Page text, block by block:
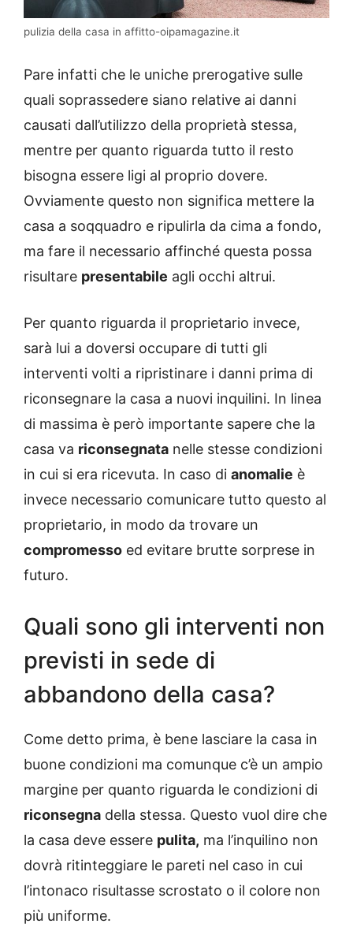
pulizia della casa in affitto-oipamagazine.it
Pare infatti che le uniche prerogative sulle
quali soprassedere siano relative ai danni
causati dall’utilizzo della proprietà stessa,
mentre per quanto riguarda tutto il resto
bisogna essere ligi al proprio dovere.
Ovviamente questo non significa mettere la
casa a soqquadro e ripulirla da cima a fondo,
ma fare il necessario affinché questa possa
risultare presentabile agli occhi altrui.
Per quanto riguarda il proprietario invece,
sarà lui a doversi occupare di tutti gli
interventi volti a ripristinare i danni prima di
riconsegnare la casa a nuovi inquilini. In linea
di massima è però importante sapere che la
casa va riconsegnata nelle stesse condizioni
in cui si era ricevuta. In caso di anomalie è
invece necessario comunicare tutto questo al
proprietario, in modo da trovare un
compromesso ed evitare brutte sorprese in
futuro.
Quali sono gli interventi non
previsti in sede di
abbandono della casa?
Come detto prima, è bene lasciare la casa in
buone condizioni ma comunque c’è un ampio
margine per quanto riguarda le condizioni di
riconsegna della stessa. Questo vuol dire che
la casa deve essere pulita, ma l’inquilino non
dovrà ritinteggiare le pareti nel caso in cui
l’intonaco risultasse scrostato o il colore non
più uniforme.